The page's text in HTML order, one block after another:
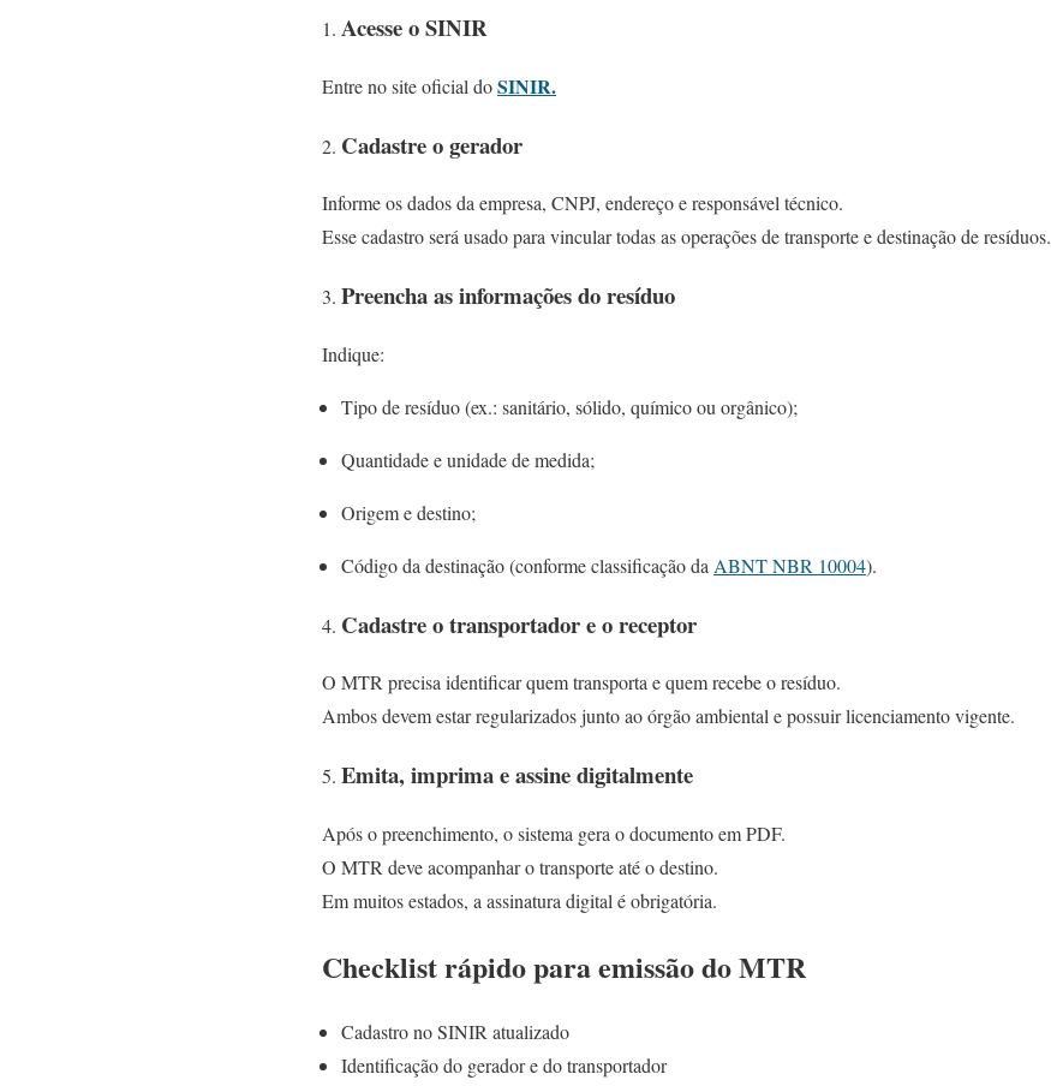
Acesse o SINIR
Entre no site oficial doSINIR.
Cadastre o gerador
Informe os dados da empresa, CNPJ, endereço e responsável técnico.
Esse cadastro será usado para vincular todas as operações de transporte e destinação de resíduos.
Preencha as informações do resíduo
Indique:
Tipo de resíduo (ex.: sanitário, sólido, químico ou orgânico);
Quantidade e unidade de medida;
Origem e destino;
Código da destinação (conforme classificação da ABNT NBR 10004).
Cadastre o transportador e o receptor
O MTR precisa identificar quem transporta e quem recebe o resíduo.
Ambos devem estar regularizados junto ao órgão ambiental e possuir licenciamento vigente.
Emita, imprima e assine digitalmente
Após o preenchimento, o sistema gera o documento em PDF.
O MTR deve acompanhar o transporte até o destino.
Em muitos estados, a assinatura digital é obrigatória.
Checklist rápido para emissão do MTR
Cadastro no SINIR atualizado
Identificação do gerador e do transportador